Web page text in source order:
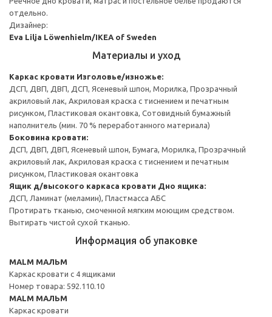
отдельно.
Дизайнер:
Eva Lilja Löwenhielm/IKEA of Sweden
Материалы и уход
Каркас кровати Изголовье/изножье:
ДСП, ДВП, ДВП, ДСП, Ясеневый шпон, Морилка, Прозрачный
акриловый лак, Акриловая краска с тиснением и печатным
рисунком, Пластиковая окантовка, Сотовидный бумажный
наполнитель (мин. 70 % переработанного материала)
Боковина кровати:
ДСП, ДВП, ДВП, Ясеневый шпон, Бумага, Морилка, Прозрачный
акриловый лак, Акриловая краска с тиснением и печатным
рисунком, Пластиковая окантовка
Ящик д/высокого каркаса кровати Дно ящика:
ДСП, Ламинат (меламин), Пластмасса АБС
Протирать тканью, смоченной мягким моющим средством.
Вытирать чистой сухой тканью.
Информация об упаковке
MALM МАЛЬМ
Каркас кровати с 4 ящиками
Номер товара: 592.110.10
MALM МАЛЬМ
Каркас кровати